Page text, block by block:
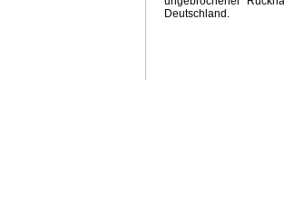
Deutschland.